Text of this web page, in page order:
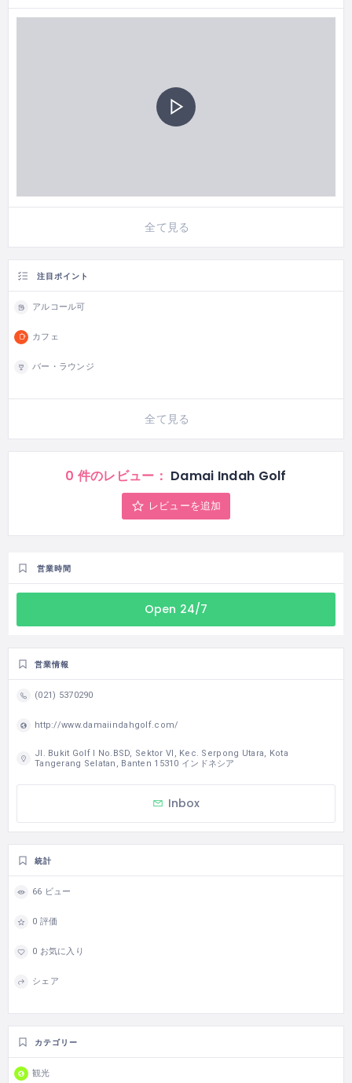
全て見る
注目ポイント
アルコール可
カフェ
バー・ラウンジ
全て見る
0 件のレビュー： Damai Indah Golf
レビューを追加
営業時間
Open 24/7
営業情報
(021) 5370290
http://www.damaiindahgolf.com/
Jl. Bukit Golf I No.BSD, Sektor VI, Kec. Serpong Utara, Kota
Tangerang Selatan, Banten 15310 インドネシア
Inbox
統計
66 ビュー
0 評価
0 お気に入り
シェア
カテゴリー
観光